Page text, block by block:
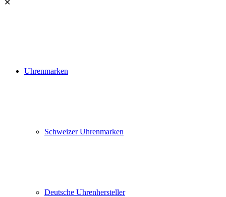
✕
Uhrenmarken
Schweizer Uhrenmarken
Deutsche Uhrenhersteller